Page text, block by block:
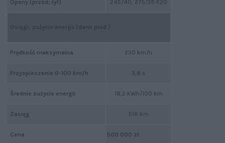
245/40; 275/35 R20
230 km/h
3,8 s
18,2 kWh/100 km
516 km
500 000 zł
Opony (przód; tył)
Prędkość maksymalna
Przyspieszenie 0-100 km/h
Średnie zużycie energii
Zasięg
Cena